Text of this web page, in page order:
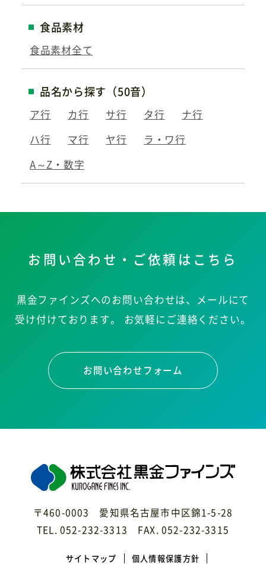
食品素材
食品素材全て
品名から探す（50音）
ア行 カ行 サ行 タ行
ナ行
ハ行
マ行 ヤ行
ラ・ワ行
A～Z・数字
お問い合わせ・ご依頼はこちら
黒金ファインズへのお問い合わせは、メールにて
受け付けております。
お気軽にご連絡ください。
お問い合わせフォーム
〒460-0003 愛知県名古屋市中区錦1-5-28
TEL. 052-232-3313 FAX. 052-232-3315
サイトマップ 個人情報保護方針